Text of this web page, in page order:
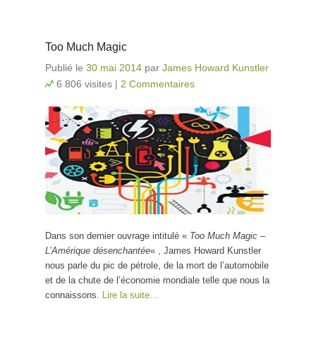
Too Much Magic
Publié le 30 mai 2014 par James Howard Kunstler
6 806 visites | 2 Commentaires
Dans son dernier ouvrage intitulé « Too Much Magic –
L’Amérique désenchantée« , James Howard Kunstler
nous parle du pic de pétrole, de la mort de l’automobile
et de la chute de l’économie mondiale telle que nous la
connaissons. Lire la suite…